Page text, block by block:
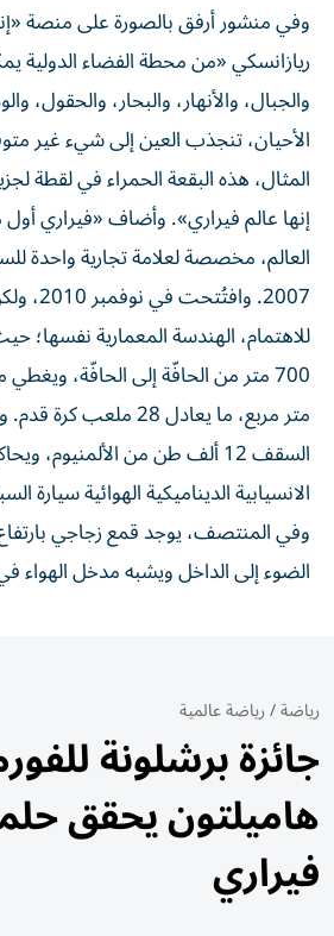
وفي منشور أرفق بالصورة على منصة
ريازانسكي «من محطة الفضاء الدولية
والجبال، والأنهار، والبحار،
الأحيان، تنجذب العين إلى شيء غير
المثال، هذه البقعة الحمراء في لقطة
إنها عالم فيراري». وأضاف «فيراري
العالم، مخصصة لعلامة تجارية واحدة
2007.
للاهتمام، الهندسة المعمارية نفسها؛
متر مربع، ما يعادل 28
السقف 12 ألف طن من الألمنيوم،
الضوء إلى الداخل ويشبه مدخل الهواء
رياضة/رياضة عالمية
هاميلتون يحقق
فيراري